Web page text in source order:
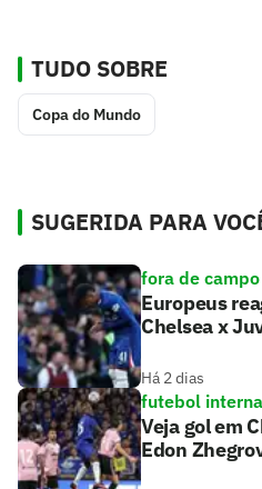
TUDO SOBRE
Copa do Mundo
SUGERIDA PARA
fora de campo
Europeus
Chelsea x
Há 2 dias
futebol
Veja gol em
Edon